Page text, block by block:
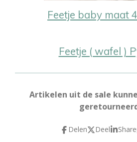
Feetje baby maat
Feetje ( wafel )
Artikelen uit de sale
Delen Deel Share